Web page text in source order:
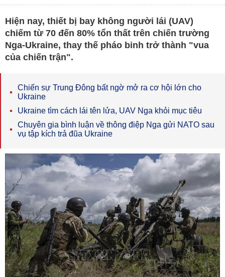
Hiện nay, thiết bị bay không người lái (UAV)
chiếm từ 70 đến 80% tổn thất trên chiến trường
Nga-Ukraine, thay thế pháo binh trở thành "vua
của chiến trận".
Chiến sự Trung Đông bất ngờ mở ra cơ hội lớn cho
Ukraine
Ukraine tìm cách lái tên lửa, UAV Nga khỏi mục tiêu
Chuyên gia bình luận về thông điệp Nga gửi NATO sau
vụ tập kích trả đũa Ukraine